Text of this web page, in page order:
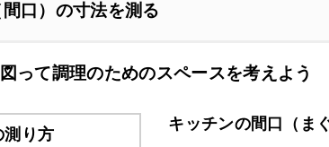
口）の寸法を測る
って調理のためのスペースを考えよう
キッチンの間口（ま
測り方